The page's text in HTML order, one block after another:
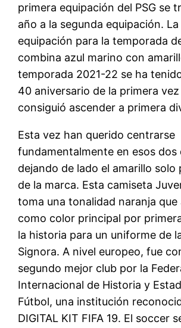
primera equipación del PSG se
año a la segunda equipación.
equipación para la temporada
combina azul marino con
temporada 2021-22 se ha
40 aniversario de la primera
consiguió ascender a primera
Esta vez han querido centrarse
fundamentalmente en esos dos
dejando de lado el amarillo solo
de la marca. Esta camiseta
toma una tonalidad naranja que
como color principal por
la historia para un uniforme de
Signora. A nivel europeo, fue
segundo mejor club por la
Internacional de Historia y
Fútbol, una institución
DIGITAL KIT FIFA 19. El soccer